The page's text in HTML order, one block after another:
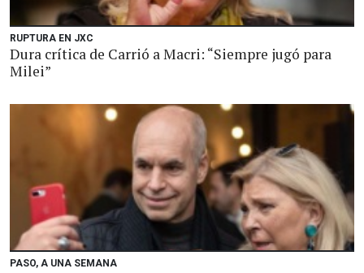
RUPTURA EN JXC
Dura crítica de Carrió a Macri: “Siempre jugó para
Milei”
PASO, A UNA SEMANA